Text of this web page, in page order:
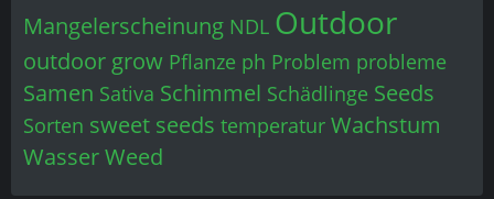
Mangelerscheinung NDL Outdoor
outdoor grow Pflanze ph Problem probleme
Samen Sativa Schimmel Schädlinge Seeds
Sorten sweet seeds temperatur Wachstum
WasserWeed